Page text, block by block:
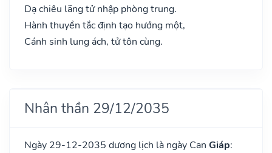
Dạ chiêu lãng tử nhập phòng trung.
Hành thuyền tắc định tạo hướng một,
Cánh sinh lung ách, tử tôn cùng.
Nhân thần 29/12/2035
Ngày 29-12-2035 dương lịch là ngày Can Giáp: